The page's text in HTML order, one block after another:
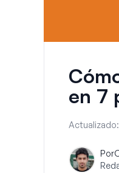
en 7
Actualizado:
Por